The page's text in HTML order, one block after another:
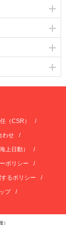
（CSR）
わせ
上日動）
ポリシー
るポリシー
プ
）